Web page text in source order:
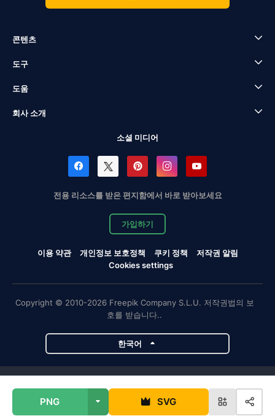
PNG SVG
콘텐츠
도구
도움
회사 소개
소셜 미디어
전용 리소스를 받은 편지함에서 바로 받아보세요
가입하기
이용 약관 개인정보 보호정책 쿠키 정책
저작권 알림
Cookies settings
Copyright © 2010-2026 Freepik Company S.L.U. 저작권법의 보
호를 받습니다..
한국어